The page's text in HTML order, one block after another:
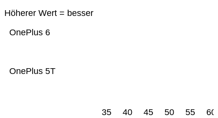
Höherer Wert = besser
OnePlus 5T
OnePlus 6
35 40 45 50 55 60